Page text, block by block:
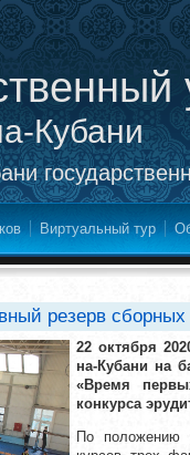
Кубани
Виртуальный тур
резерв
22 октября
на-Кубани на
«Время
конкурса
По положению